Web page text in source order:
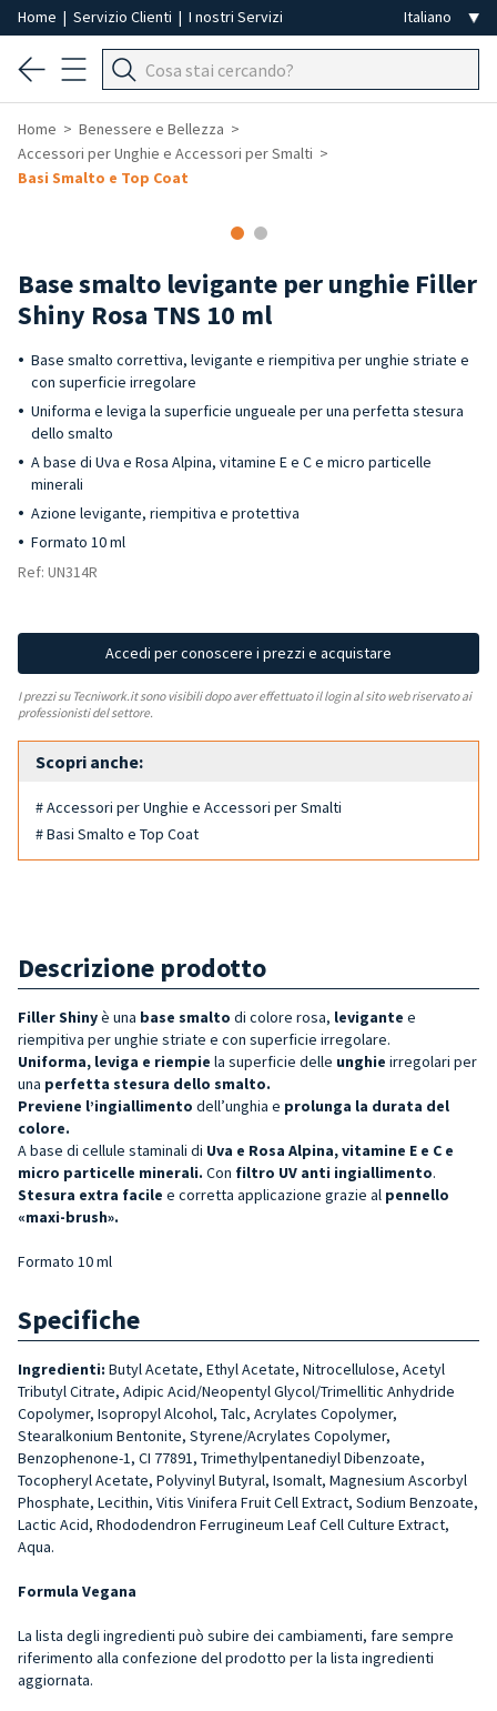
Home | Servizio Clienti | I nostri Servizi
Home
Benessere e Bellezza
Accessori per Unghie e Accessori per Smalti
Basi Smalto e Top Coat
Base smalto levigante per unghie Filler
Shiny Rosa TNS 10 ml
Base smalto correttiva, levigante e riempitiva per unghie striate e
con superficie irregolare
Uniforma e leviga la superficie ungueale per una perfetta stesura
dello smalto
A base di Uva e Rosa Alpina, vitamine E e C e micro particelle
minerali
Azione levigante, riempitiva e protettiva
Formato 10 ml
Ref: UN314R
Accedi per conoscere i prezzi e acquistare
I prezzi su Tecniwork.it sono visibili dopo aver effettuato il login al sito web riservato ai
professionisti del settore.
Scopri anche:
# Accessori per Unghie e Accessori per Smalti
# Basi Smalto e Top Coat
Descrizione prodotto
Filler Shinyè una base smalto di colore rosa, levigante e
riempitiva per unghie striate e con superficie irregolare.
Uniforma, leviga e riempie la superficie delle unghie irregolari per
una perfetta stesura dello smalto.
Previene l’ingiallimento dell’unghia e prolunga la durata del
colore.
A base di cellule staminali di Uva e Rosa Alpina, vitamine E e C e
micro particelle minerali. Con filtro UV anti ingiallimento.
Stesura extra facile e corretta applicazione grazie al pennello
«maxi-brush».
Formato 10 ml
Specifiche
Ingredienti: Butyl Acetate, Ethyl Acetate, Nitrocellulose, Acetyl
Tributyl Citrate, Adipic Acid/Neopentyl Glycol/Trimellitic Anhydride
Copolymer, Isopropyl Alcohol, Talc, Acrylates Copolymer,
Stearalkonium Bentonite, Styrene/Acrylates Copolymer,
Benzophenone-1, CI 77891, Trimethylpentanediyl Dibenzoate,
Tocopheryl Acetate, Polyvinyl Butyral, Isomalt, Magnesium Ascorbyl
Phosphate, Lecithin, Vitis Vinifera Fruit Cell Extract, Sodium Benzoate,
Lactic Acid, Rhododendron Ferrugineum Leaf Cell Culture Extract,
Aqua.
Formula Vegana
La lista degli ingredienti può subire dei cambiamenti, fare sempre
riferimento alla confezione del prodotto per la lista ingredienti
aggiornata.